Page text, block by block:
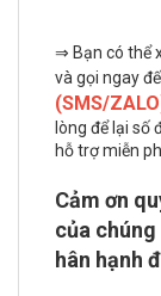
⇒ Bạn có thể
và gọi ngay
(SMS/
lòng để lại số
hỗ trợ miễn
Cảm ơn
của
hân hạnh